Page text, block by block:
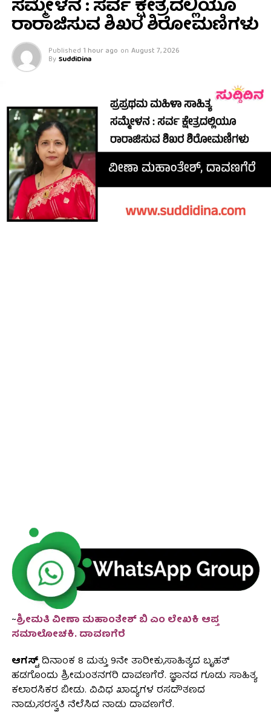
ಸಮ್ಮೇಳನ : ಸರ್ವ ಕ್ಷೇತ್ರದಲ್ಲಿಯೂ
ರಾರಾಜಿಸುವ ಶಿಖರ ಶಿರೋಮಣಿಗಳು
Published 1 hour ago on August 7, 2026
By SuddiDina
~ಶ್ರೀಮತಿ ವೀಣಾ ಮಹಾಂತೇಶ್ ಬಿ ಎಂ ಲೇಖಕಿ ಆಪ್ತ
ಸಮಾಲೋಚಕಿ. ದಾವಣಗೆರೆ
ಆಗಸ್ಟ್ದಿನಾಂಕ 8 ಮತ್ತು 9ನೇ ತಾರೀಕು,ಸಾಹಿತ್ಯದ ಬೃಹತ್
ಹಡಗೊಂದು ಶ್ರೀಮಂತನಗರಿ ದಾವಣಗೆರೆ. ಜ್ಞಾನದ ಗೂಡು ಸಾಹಿತ್ಯ
ಕಲಾರಸಿಕರ ಬೀಡು. ವಿವಿಧ ಖಾದ್ಯಗಳ ರಸದೌತಣದ
ನಾಡು,ಸರಸ್ವತಿ ನೆಲೆಸಿದ ನಾಡು ದಾವಣಗೆರೆ.